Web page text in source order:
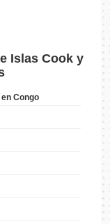
Islas Cook y
en Congo